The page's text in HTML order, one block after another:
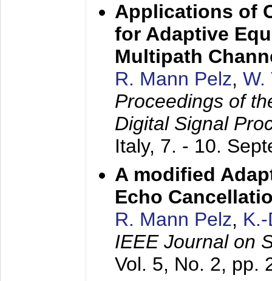
Applications of
for Adaptive
Multipath
R. Mann Pelz, W.
Proceedings of
Digital Signal
Italy, 7. - 10.
A modified
Echo
R. Mann Pelz,
IEEE Journal on
Vol. 5, No. 2, pp.